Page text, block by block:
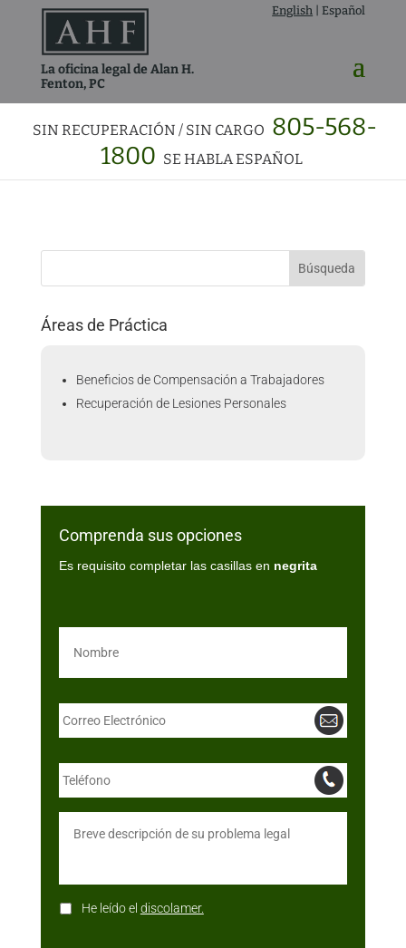
English |Español
La oficina legal de Alan H.
Fenton, PC
SIN RECUPERACIÓN / SIN CARGO 805-568-
1800 SE HABLA ESPAÑOL
Áreas de Práctica
Beneficios de Compensación a Trabajadores
Recuperación de Lesiones Personales
Comprenda sus opciones
Es requisito completar las casillas en negrita
He leído el discolamer.